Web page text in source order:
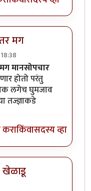
मग
जर आवाज ऐकू
मानसोपचार
होतो परंतु
लगेच घुमजाव
तज्ज्ञाकडे
किंवासदस्य व्हा
खेळाडू